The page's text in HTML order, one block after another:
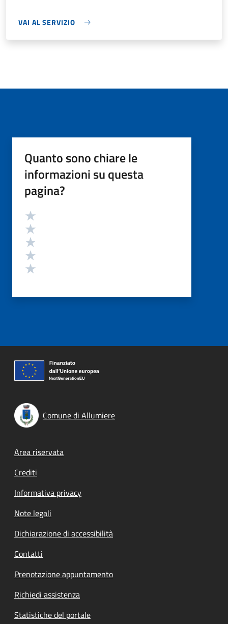
VAI AL SERVIZIO
Quanto sono chiare le
informazioni su questa
pagina?
Valutazione
Comune di Allumiere
Footer menu
Area riservata
Crediti
Informativa privacy
Note legali
Dichiarazione di accessibilità
Contatti
Prenotazione appuntamento
Richiedi assistenza
Statistiche del portale